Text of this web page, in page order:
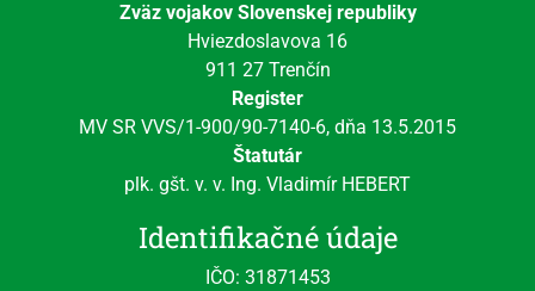
Zväz vojakov Slovenskej republiky
Hviezdoslavova 16
911 27 Trenčín
Register
MV SR VVS/1-900/90-7140-6, dňa 13.5.2015
Štatutár
plk. gšt. v. v. Ing. Vladimír HEBERT
Identifikačné údaje
IČO: 31871453